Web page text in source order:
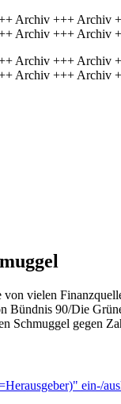
Archiv +++
Archiv +++ Archiv
Archiv +++
Archiv +++ Archiv
vielen
Bündnis 90/Die
Schmuggel gegen
ein-/